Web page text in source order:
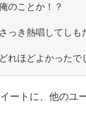
のことか！？
っき熱唱してし
れほどよかったで
ートに、他のユ